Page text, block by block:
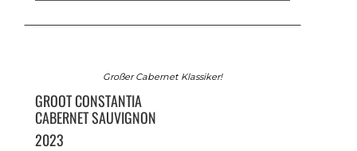
Großer Cabernet Klassiker!
GROOT CONSTANTIA
CABERNET SAUVIGNON
2023